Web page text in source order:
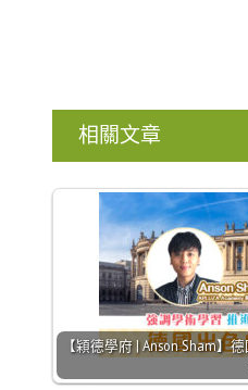
相關文章
【㯋德學府 | Anson Sham】